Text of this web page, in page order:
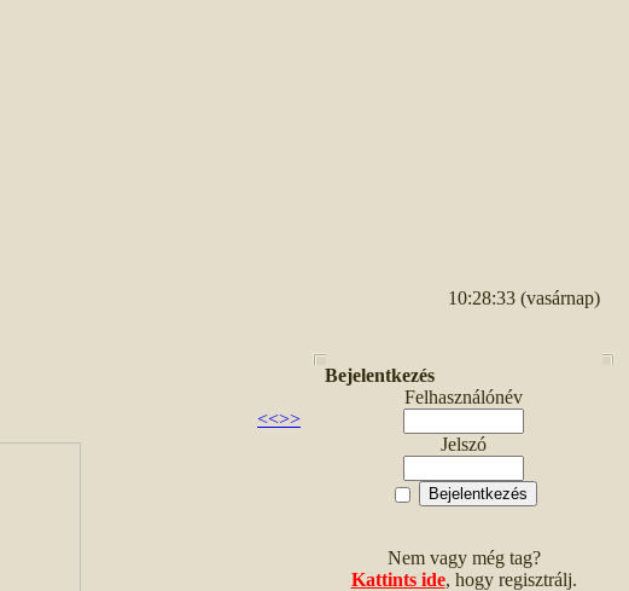
10:28:33 (vasárnap)
<<>>
Bejelentkezés
Felhasználónév
Jelszó
Nem vagy még tag?
Kattints ide, hogy regisztrálj.